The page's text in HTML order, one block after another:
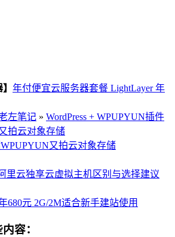
年付便宜云服务器套餐 LightLayer 年
左笔记 » WordPress + WPUPYUN插件
拍云对象存储
WPUPYUN又拍云对象存储
里云独享云虚拟主机区别与选择建议
680元 2G/2M适合新手建站使用
容：